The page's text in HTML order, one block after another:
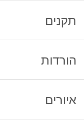
תקנים
הורדות
איורים